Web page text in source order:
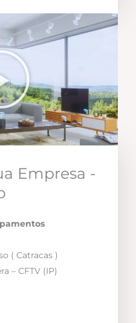
Empresa -
( Catracas )
– CFTV (IP)